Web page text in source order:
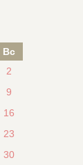
Вс
2
9
16
23
30